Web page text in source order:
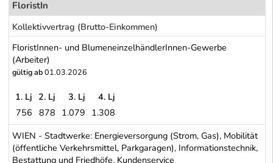
FloristIn
Kollektivvertrag (Brutto-Einkommen)
FloristInnen- und BlumeneinzelhändlerInnen-Gewerbe
(Arbeiter)
gültig ab01.03.2026
FloristInnen- und BlumeneinzelhändlerInnen-Gewerbe (Arbeiter)
1. Lj 2. Lj 3. Lj
4. Lj
756 878 1.079 1.308
WIEN - Stadtwerke: Energieversorgung (Strom, Gas), Mobilität
(öffentliche Verkehrsmittel, Parkgaragen), Informationstechnik,
Bestattung und Friedhöfe, Kundenservice